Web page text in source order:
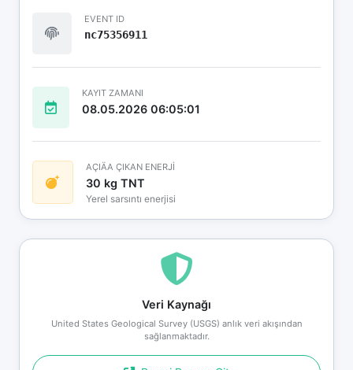
EVENT ID
nc75356911
KAYIT ZAMANI
08.05.2026 06:05:01
AÇIÄA ÇIKAN ENERJİ
30 kg TNT
Yerel sarsıntı enerjisi
Veri Kaynağı
United States Geological Survey (USGS) anlık veri akışından
sağlanmaktadır.